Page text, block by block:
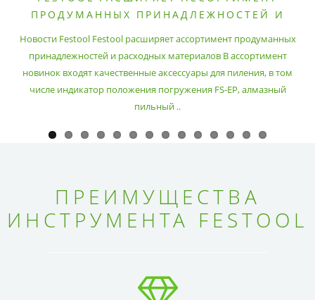
ПРОДУМАННЫХ ПРИНАДЛЕЖНОСТЕЙ И
Новости Festool Festool расширяет ассортимент продуманных
принадлежностей и расходных материалов В ассортимент
новинок входят качественные аксессуары для пиления, в том
числе индикатор положения погружения FS-EP, алмазный
пильный ..
ПРЕИМУЩЕСТВА
ИНСТРУМЕНТА FESTOOL